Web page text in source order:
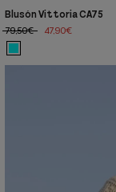
Blusón Vittoria CA75
79,50€
47,90€